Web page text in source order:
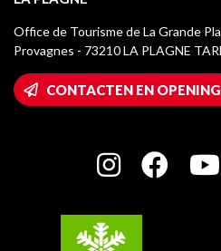
Mediatheek
La Plagne logo's
Wifi toegang
Huis van de eigenaar
Charter van toegewijde spelers
Champagny-en-Vanoise
Montchavin - Les Coches
Plagne 1800
Plagne Villages
Office de Tourisme de La Grande
Provagnes - 73210 LA PLAGNE
CONTACTEN EN